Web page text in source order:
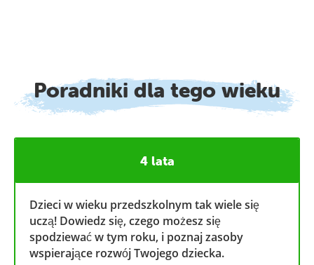
Poradniki dla tego wieku
4 lata
Dzieci w wieku przedszkolnym tak wiele się
uczą! Dowiedz się, czego możesz się
spodziewać w tym roku, i poznaj zasoby
wspierające rozwój Twojego dziecka.